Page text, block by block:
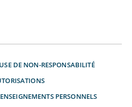
DE NON-RESPONSABILITÉ
PERSONNELS